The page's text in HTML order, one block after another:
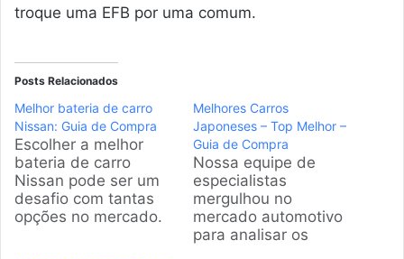
troque uma EFB por uma comum.
Posts Relacionados
Melhor bateria de carro
Nissan: Guia de Compra
Escolher a melhor
bateria de carro
Nissan pode ser um
desafio com tantas
opções no mercado.
Melhores Carros
Japoneses – Top Melhor –
Guia de Compra
Nossa equipe de
especialistas
mergulhou no
mercado automotivo
para analisar os